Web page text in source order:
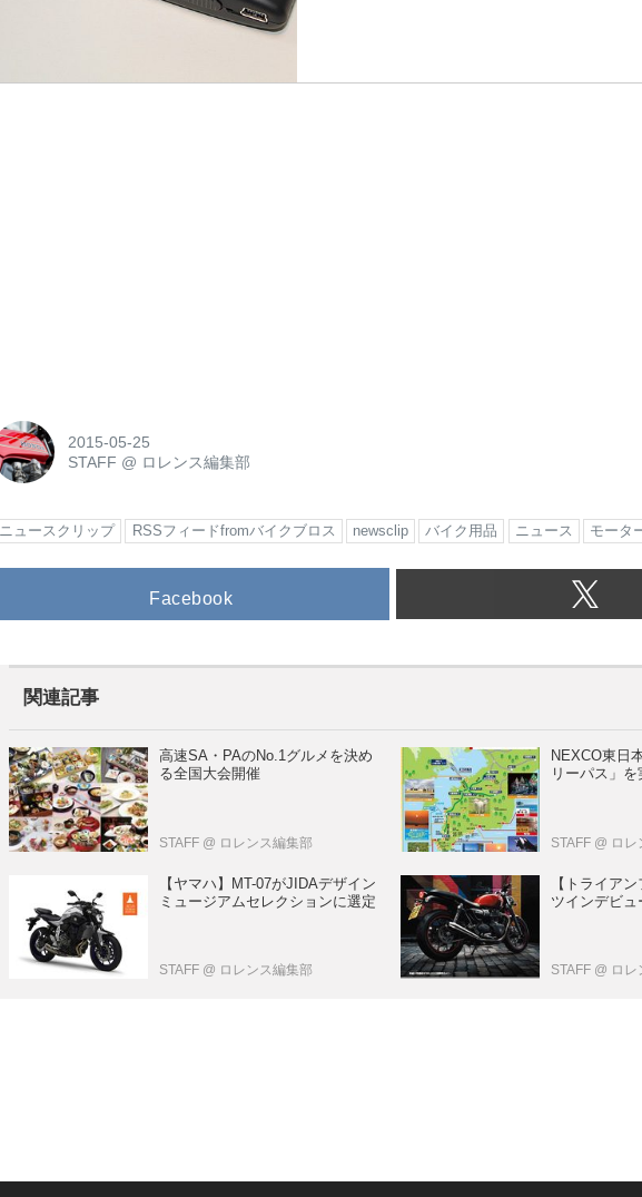
2015-05-25
STAFF @ ロレンス編集部
ニュースクリップ RSSフィードfromバイクブロス newsclip バイク用品 ニュース モータ
Facebook
関連記事
高速SA・PAのNo.1グルメを決め
る全国大会開催
STAFF @ ロレンス編集部
NEXCO東日
リーパス」を
STAFF @ ロレ
【ヤマハ】MT-07がJIDAデザイン
ミュージアムセレクションに選定
STAFF @ ロレンス編集部
【トライア
ツインデビュ
STAFF @ ロレ